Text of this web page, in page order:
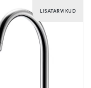
LISATARVIKUD